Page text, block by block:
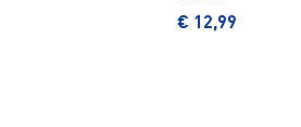
€ 12,99